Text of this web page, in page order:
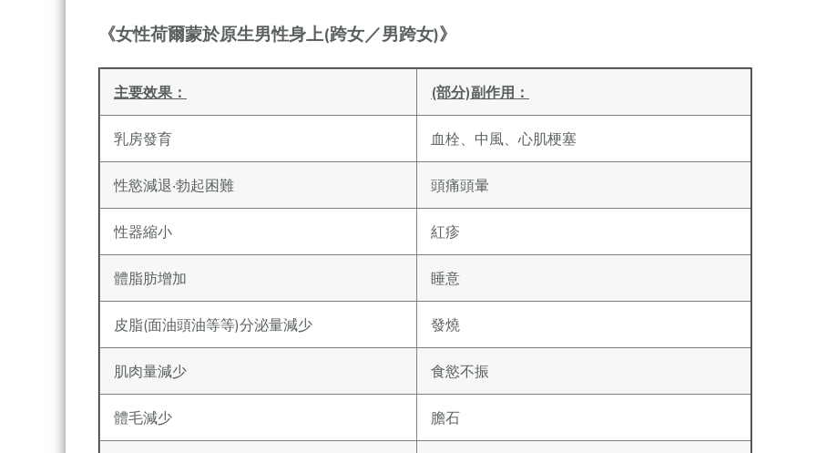
《女性荷爾蒙於原生男性身上(跨女／男跨女)》
主要效果： (部分)副作用：
乳房發育 血栓、中風、心肌梗塞
性慾減退‧勃起困難 頭痛頭暈
性器縮小 紅疹
體脂肪增加 睡意
皮脂(面油頭油等等)分泌量減少 發燒
肌肉量減少 食慾不振
體毛減少 膽石